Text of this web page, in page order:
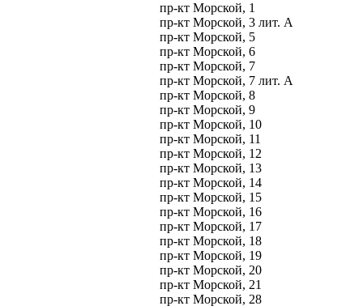
пр-кт Морской, 1
пр-кт Морской, 3 лит. А
пр-кт Морской, 5
пр-кт Морской, 6
пр-кт Морской, 7
пр-кт Морской, 7 лит. А
пр-кт Морской, 8
пр-кт Морской, 9
пр-кт Морской, 10
пр-кт Морской, 11
пр-кт Морской, 12
пр-кт Морской, 13
пр-кт Морской, 14
пр-кт Морской, 15
пр-кт Морской, 16
пр-кт Морской, 17
пр-кт Морской, 18
пр-кт Морской, 19
пр-кт Морской, 20
пр-кт Морской, 21
пр-кт Морской, 28